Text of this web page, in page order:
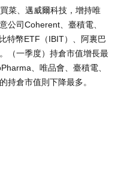
菜、邁威爾科技，增持唯
公司Coherent、臺積電、
特幣ETF（IBIT）、阿裏巴
（一季度）持倉市值增長最
、唯品會、臺積電、
持倉市值則下降最多。